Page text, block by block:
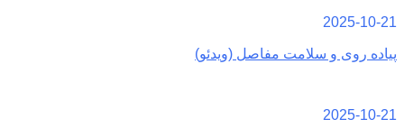
2025-10-21
پیاده روی و سلامت مفاصل (ویدئو)
2025-10-21